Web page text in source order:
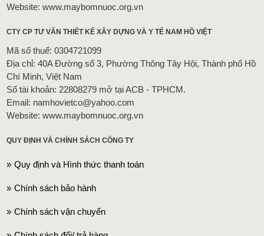
Website: www.maybomnuoc.org.vn
CTY CP TƯ VẤN THIẾT KẾ XÂY DỰNG VÀ Y TẾ NAM HỒ VIỆT
Mã số thuế: 0304721099
Địa chỉ: 40A Đường số 3, Phường Thông Tây Hội, Thành phố Hồ
Chí Minh, Việt Nam
Số tài khoản: 22808279 mở tại ACB - TPHCM.
Email: namhovietco@yahoo.com
Website: www.maybomnuoc.org.vn
QUY ĐỊNH VÀ CHÍNH SÁCH CÔNG TY
Quy định và Hình thức thanh toán
Chính sách bảo hành
Chính sách vận chuyển